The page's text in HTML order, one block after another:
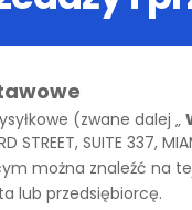
(zwane dalej „
STREET, SUITE
można znaleźć na
lub przedsiębiorcę.